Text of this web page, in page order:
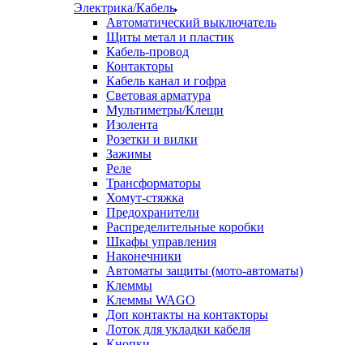
Электрика/Кабель
Автоматический выключатель
Щиты метал и пластик
Кабель-провод
Контакторы
Кабель канал и гофра
Световая арматура
Мультиметры/Клещи
Изолента
Розетки и вилки
Зажимы
Реле
Трансформаторы
Хомут-стяжка
Предохранители
Распределительные коробки
Шкафы управления
Наконечники
Автоматы защиты (мото-автоматы)
Клеммы
Клеммы WAGO
Доп контакты на контакторы
Лоток для укладки кабеля